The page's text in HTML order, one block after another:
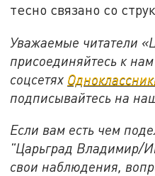
тесно связано со
Уважаемые читатели
присоединяйтесь к
соцсетях
подписывайтесь на
Если вам есть чем
"Царьград Владимир/
свои наблюдения,